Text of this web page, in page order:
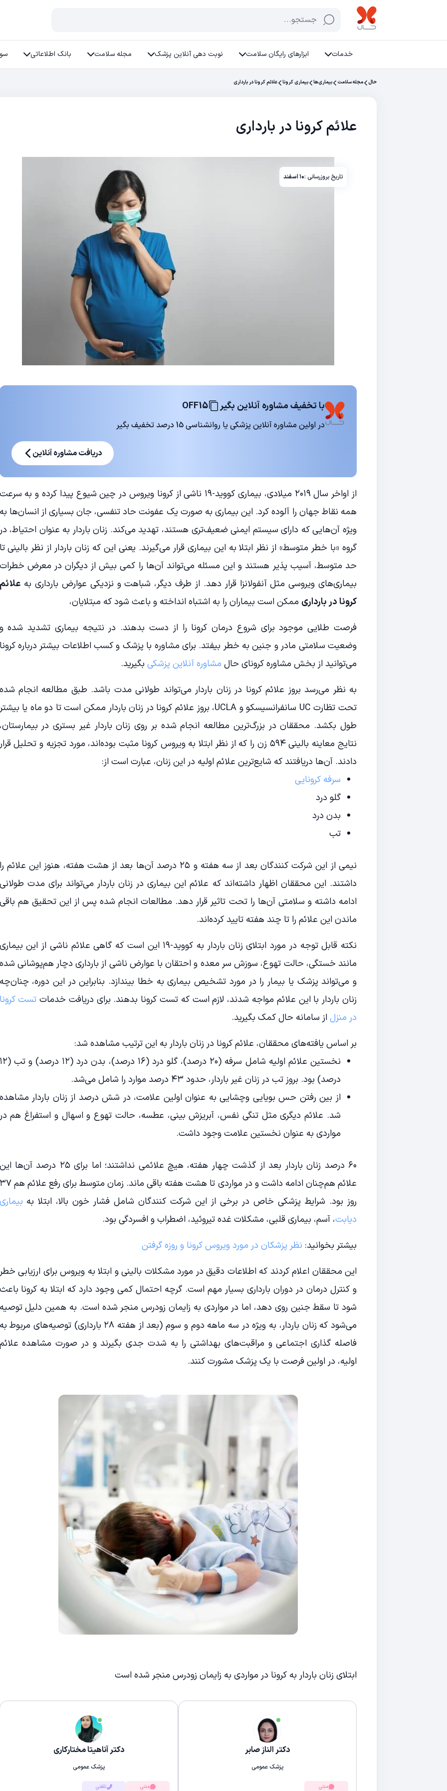
جستجو...
خدمات ابزارهای رایگان سلامت نوبت دهی آنلاین پزشک مجله سلامت بانک اطلاعاتی
حال مجله سلامت بیماری‌ها بیماری کرونا علائم کرونا در بارداری
علائم کرونا در بارداری
تاریخ بروزرسانی :۱۰ اسفند
با تخفیف مشاوره آنلاین بگیر OFF15
در اولین مشاوره آنلاین پزشکی یا روانشناسی 15 درصد تخفیف بگیر
دریافت مشاوره آنلاین
از اواخر سال ۲۰۱۹ میلادی، بیماری کووید-۱۹ ناشی از کرونا ویروس در چین شیوع پیدا کرده و به سرعت
همه نقاط جهان را آلوده کرد. این بیماری به صورت یک عفونت حاد تنفسی، جان بسیاری از انسان‌ها به
ویژه آن‌هایی که دارای سیستم ایمنی ضعیف‌تری هستند، تهدید می‌کند. زنان باردار به عنوان احتیاط، در
گروه «با خطر متوسط» از نظر ابتلا به این بیماری قرار می‌گیرند. یعنی این که زنان باردار از نظر بالینی تا
حد متوسط، آسیب پذیر هستند و این مسئله می‌تواند آن‌ها را کمی بیش از دیگران در معرض خطرات
بیماری‌های ویروسی مثل آنفولانزا قرار دهد. از طرف دیگر، شباهت و نزدیکی عوارض بارداری به علائم
کرونا در بارداری ممکن است بیماران را به اشتباه انداخته و باعث شود که مبتلایان،
فرصت طلایی موجود برای شروع درمان کرونا را از دست بدهند. در نتیجه بیماری تشدید شده و
وضعیت سلامتی مادر و جنین به خطر بیفتد. برای مشاوره با پزشک و کسب اطلاعات بیشتر درباره کرونا
می‌توانید از بخش مشاوره کرونای حال مشاوره آنلاین پزشکی بگیرید.
به نظر می‌رسد بروز علائم کرونا در زنان باردار می‌تواند طولانی مدت باشد. طبق مطالعه انجام شده
تحت تظارت UC سانفرانسیسکو و UCLA، بروز علائم کرونا در زنان باردار ممکن است تا دو ماه یا بیشتر
طول بکشد. محققان در بزرگ‌ترین مطالعه انجام شده بر روی زنان باردار غیر بستری در بیمارستان،
نتایج معاینه بالینی ۵۹۴ زن را که از نظر ابتلا به ویروس کرونا مثبت بوده‌اند، مورد تجزیه و تحلیل قرار
دادند. آن‌ها دریافتند که شایع‌ترین علائم اولیه در این زنان، عبارت است از:
سرفه کرونایی
گلو درد
بدن درد
تب
نیمی از این شرکت کنندگان بعد از سه هفته و ۲۵ درصد آن‌ها بعد از هشت هفته، هنوز این علائم را
داشتند. این محققان اظهار داشته‌اند که علائم این بیماری در زنان باردار می‌تواند برای مدت طولانی
ادامه داشته و سلامتی آن‌ها را تحت تاثیر قرار دهد. مطالعات انجام شده پس از این تحقیق هم باقی
ماندن این علائم را تا چند هفته تایید کرده‌اند.
نکته قابل توجه در مورد ابتلای زنان باردار به کووید-۱۹ این است که گاهی علائم ناشی از این بیماری
مانند خستگی، حالت تهوع، سوزش سر معده و احتقان با عوارض ناشی از بارداری دچار هم‌پوشانی شده
و می‌تواند پزشک یا بیمار را در مورد تشخیص بیماری به خطا بیندازد. بنابراین در این دوره، چنان‌چه
زنان باردار با این علائم مواجه شدند، لازم است که تست کرونا بدهند. برای دریافت خدمات تست کرونا
در منزلاز سامانه حال کمک بگیرید.
بر اساس یافته‌های محققان، علائم کرونا در زنان باردار به این ترتیب مشاهده شد:
نخستین علائم اولیه شامل سرفه (۲۰ درصد)، گلو درد (۱۶ درصد)، بدن درد (۱۲ درصد) و تب (۱۲
درصد) بود. بروز تب در زنان غیر باردار، حدود ۴۳ درصد موارد را شامل می‌شد.
از بین رفتن حس بویایی وچشایی به عنوان اولین علامت، در شش درصد از زنان باردار مشاهده
شد. علائم دیگری مثل تنگی نفس، آبریزش بینی، عطسه، حالت تهوع و اسهال و استفراغ هم در
مواردی به عنوان نخستین علامت وجود داشت.
۶۰ درصد زنان باردار بعد از گذشت چهار هفته، هیچ علائمی نداشتند؛ اما برای ۲۵ درصد آن‌ها این
علائم هم‌چنان ادامه داشت و در مواردی تا هشت هفته باقی ماند. زمان متوسط برای رفع علائم هم ۳۷
روز بود. شرایط پزشکی خاص در برخی از این شرکت کنندگان شامل فشار خون بالا، ابتلا به بیماری
دیابت، آسم، بیماری قلبی، مشکلات غده تیروئید، اضطراب و افسردگی بود.
بیشتر بخوانید: نظر پزشکان در مورد ویروس کرونا و روزه گرفتن
این محققان اعلام کردند که اطلاعات دقیق در مورد مشکلات بالینی و ابتلا به ویروس برای ارزیابی خطر
و کنترل درمان در دوران بارداری بسیار مهم است. گرچه احتمال کمی وجود دارد که ابتلا به کرونا باعث
شود تا سقط جنین روی دهد، اما در مواردی به زایمان زودرس منجر شده است. به همین دلیل توصیه
می‌شود که زنان باردار، به ویژه در سه ماهه دوم و سوم (بعد از هفته ۲۸ بارداری) توصیه‌های مربوط به
فاصله گذاری اجتماعی و مراقبت‌های بهداشتی را به شدت جدی بگیرند و در صورت مشاهده علائم
اولیه، در اولین فرصت با یک پزشک مشورت کنند.
ابتلای زنان باردار به کرونا در مواردی به زایمان زودرس منجر شده است
دکتر الناز صابر
پزشک عمومی
متنی
دکتر آناهیتا مختارکاری
پزشک عمومی
متنی تلفنی